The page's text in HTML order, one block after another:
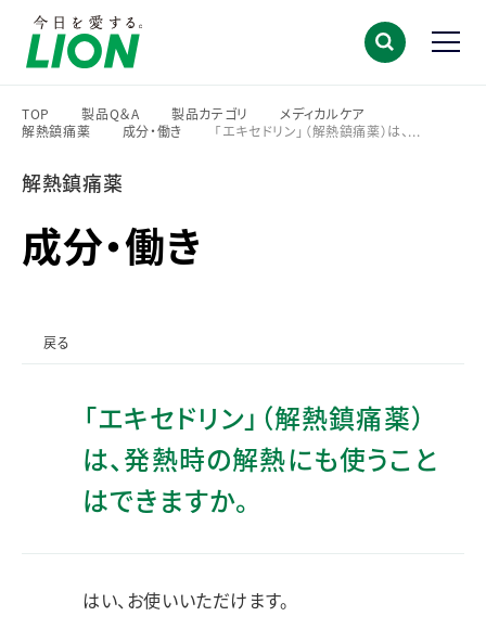
TOP
>
製品Q＆A
>
製品カテゴリ
>
メディカルケア
>
解熱鎮痛薬
成分・働き
「エキセドリン」（解熱鎮痛薬）は、...
解熱鎮痛薬
成分・働き
戻る
「エキセドリン」（解熱鎮痛薬）
は、発熱時の解熱にも使うこと
はできますか。
はい、お使いいただけます。